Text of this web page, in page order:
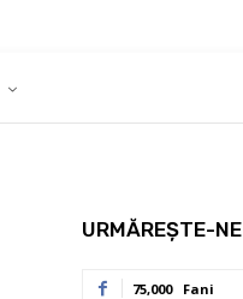
URMĂREȘTE-NE
75,000 Fani